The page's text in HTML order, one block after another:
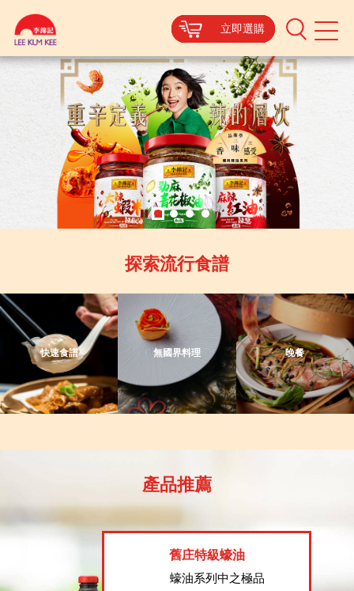
立即選購
Mobile
立即選購
立即選購
立即選購
Authentic
探索流行食譜
快速食譜 無國界料理 晚餐
產品推薦
舊庄特級蠔油
蠔油系列中之極品